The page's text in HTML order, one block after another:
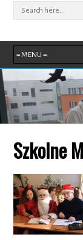
Szkolne